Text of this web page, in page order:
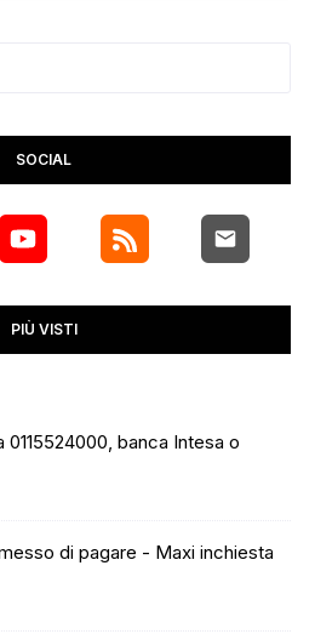
SOCIAL
PIÙ VISTI
0115524000, banca Intesa o
di pagare - Maxi inchiesta